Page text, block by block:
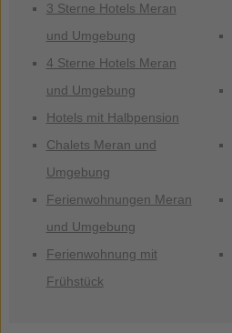
3 Sterne Hotels Meran
und Umgebung
4 Sterne Hotels Meran
und Umgebung
Hotels mit Halbpension
Chalets Meran und
Umgebung
Ferienwohnungen Meran
und Umgebung
Ferienwohnung mit
Frühstück